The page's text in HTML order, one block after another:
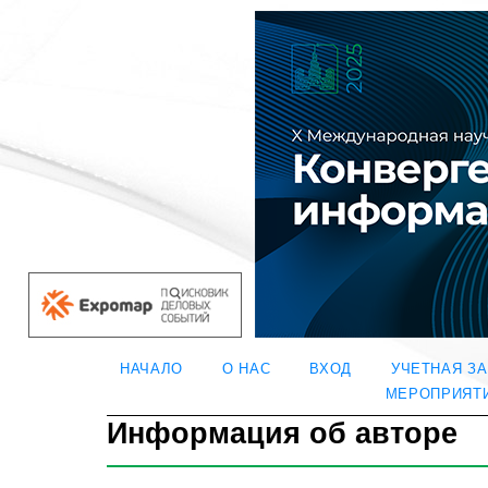
НАЧАЛО О НАС ВХОД
УЧЕТНАЯ
Информация об авторе